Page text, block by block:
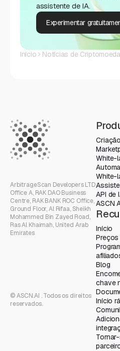
assistente de IA.
Experimentar
Início Notícias de
ArbitrageScan Developers LTD
Office A, RAK DAO Business
Centre, RAK BANK ROC Office,
Ground Floor, Al Rifaa, Sheikh
Mohammed Bin Zayed Road,
Ras Al Khaimah, United Arab
Emirates
© ASCN.AI . Todos os direitos
reservados.
White-
White-
API de
ASCN
Início
Preços
Blog
chave
Início